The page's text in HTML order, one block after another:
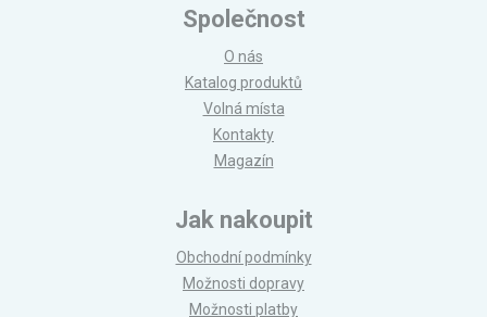
Společnost
O nás
Katalog produktů
Volná místa
Kontakty
Magazín
Jak nakoupit
Obchodní podmínky
Možnosti dopravy
Možnosti platby